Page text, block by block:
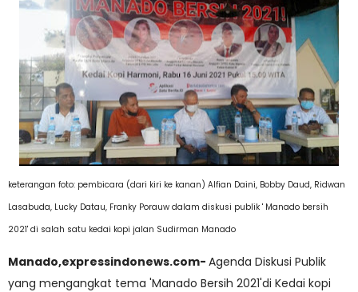
keterangan foto: pembicara (dari kiri ke kanan) Alfian Daini, Bobby Daud, Ridwan
Lasabuda, Lucky Datau, Franky Porauw dalam diskusi publik ' Manado bersih
2021' di salah satu kedai kopi jalan Sudirman Manado
Manado,expressindonews.com- Agenda Diskusi Publik
yang mengangkat tema 'Manado Bersih 2021'di Kedai kopi